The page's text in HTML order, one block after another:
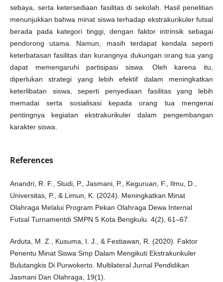
sebaya, serta ketersediaan fasilitas di sekolah. Hasil penelitian
menunjukkan bahwa minat siswa terhadap ekstrakurikuler futsal
berada pada kategori tinggi, dengan faktor intrinsik sebagai
pendorong utama. Namun, masih terdapat kendala seperti
keterbatasan fasilitas dan kurangnya dukungan orang tua yang
dapat memengaruhi partisipasi siswa. Oleh karena itu,
diperlukan strategi yang lebih efektif dalam meningkatkan
keterlibatan siswa, seperti penyediaan fasilitas yang lebih
memadai serta sosialisasi kepada orang tua mengenai
pentingnya kegiatan ekstrakurikuler dalam pengembangan
karakter siswa.
References
Anandri, R. F., Studi, P., Jasmani, P., Keguruan, F., Ilmu, D.,
Universitas, P., & Limun, K. (2024). Meningkatkan Minat
Olahraga Melalui Program Pekan Olahraga Dewa Internal
Futsal Turnamentdi SMPN 5 Kota Bengkulu. 4(2), 61–67.
Arduta, M. Z., Kusuma, I. J., & Festiawan, R. (2020). Faktor
Penentu Minat Siswa Smp Dalam Mengikuti Ekstrakurikuler
Bulutangkis Di Purwokerto. Multilateral Jurnal Pendidikan
Jasmani Dan Olahraga, 19(1).